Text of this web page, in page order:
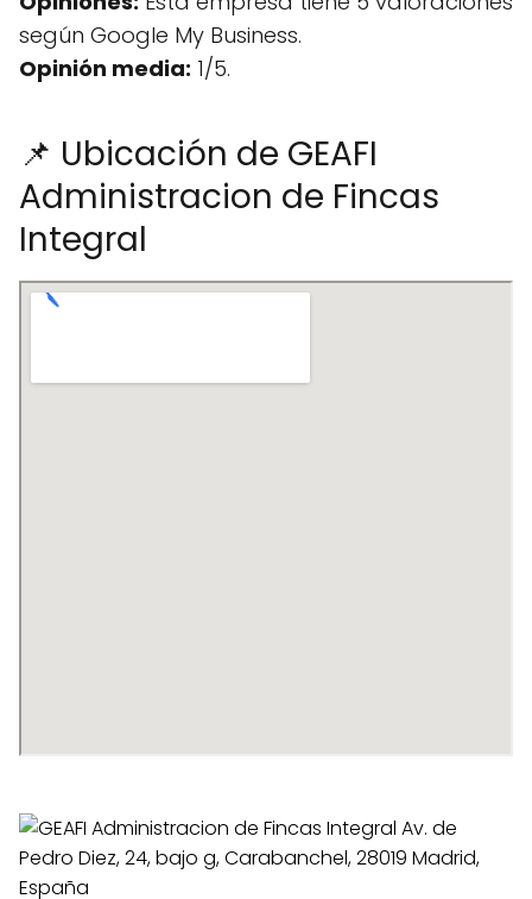
según Google My Business.
Opinión media: 1/5.
📌 Ubicación de GEAFI
Administracion de Fincas
Integral